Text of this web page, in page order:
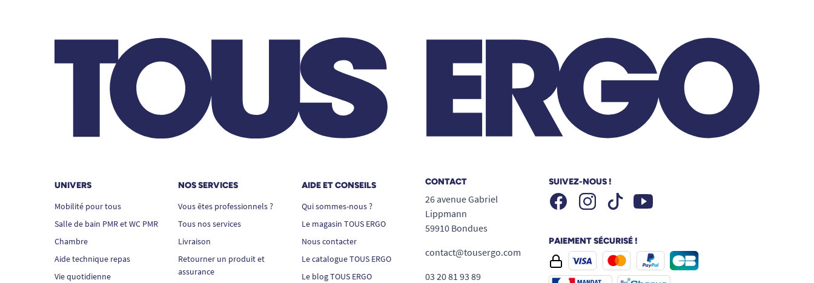
UNIVERS
Mobilité pour tous
Salle de bain PMR et WC PMR
Chambre
Aide technique repas
Vie quotidienne
NOS SERVICES
Vous êtes professionnels ?
Tous nos services
Livraison
Retourner un produit et
assurance
AIDE ET CONSEILS
Qui sommes-nous ?
Le magasin TOUS ERGO
Nous contacter
Le catalogue TOUS ERGO
Le blog TOUS ERGO
CONTACT
26 avenue Gabriel
Lippmann
59910 Bondues
contact@tousergo.com
03 20 81 93 89
SUIVEZ-NOUS !
FacebookInstagramTiktok Youtube
PAIEMENT SÉCURISÉ !